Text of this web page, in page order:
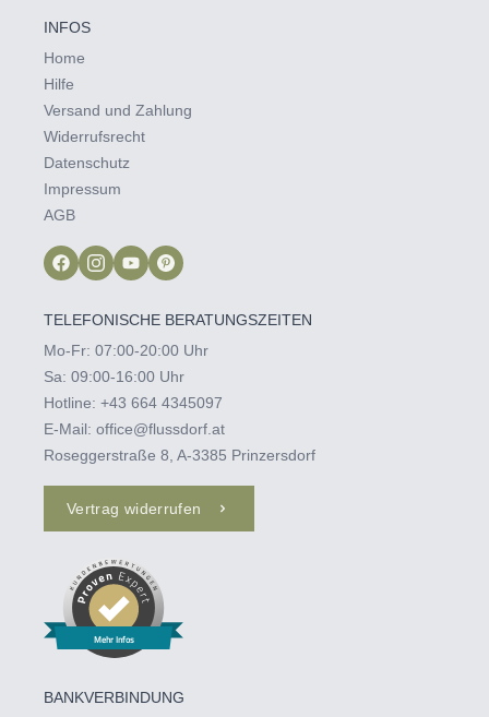
INFOS
Home
Hilfe
Versand und Zahlung
Widerrufsrecht
Datenschutz
Impressum
AGB
TELEFONISCHE BERATUNGSZEITEN
Mo-Fr: 07:00-20:00 Uhr
Sa: 09:00-16:00 Uhr
Hotline: +43 664 4345097‬
E-Mail: office@flussdorf.at
Roseggerstraße 8, A-3385 Prinzersdorf
Vertrag widerrufen
Mehr Infos
BANKVERBINDUNG